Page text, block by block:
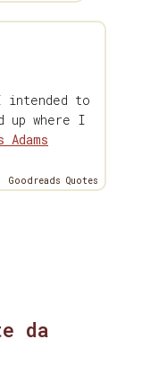
intended to
up where I
Adams
Goodreads Quotes
da